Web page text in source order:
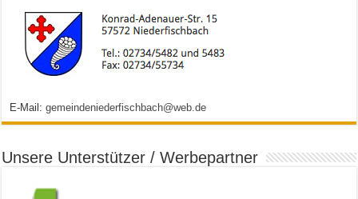
E-Mail:gemeindeniederfischbach@web.de
Unsere Unterstützer / Werbepartner